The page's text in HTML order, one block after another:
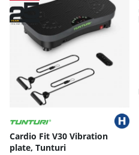
Cardio Fit V30 Vibration
plate, Tunturi